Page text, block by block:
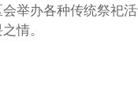
会举办各种传统祭祀
情。